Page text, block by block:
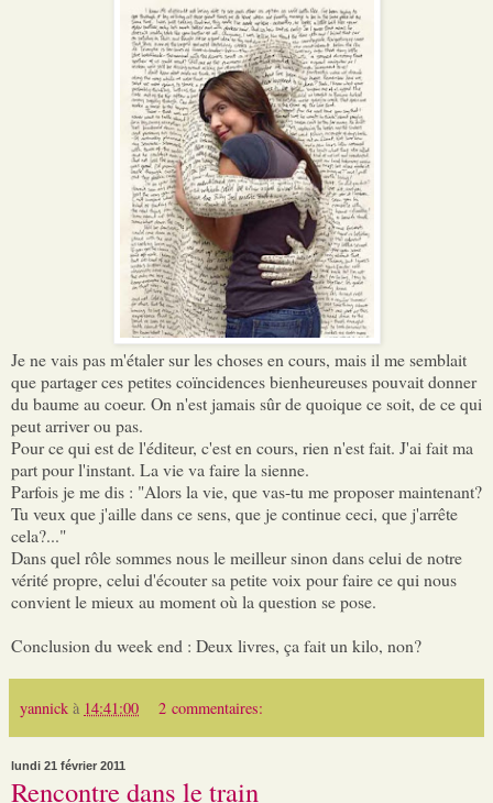
Je ne vais pas m'étaler sur les choses en cours, mais il me semblait
que partager ces petites coïncidences bienheureuses pouvait donner
du baume au coeur. On n'est jamais sûr de quoique ce soit, de ce qui
peut arriver ou pas.
Pour ce qui est de l'éditeur, c'est en cours, rien n'est fait. J'ai fait ma
part pour l'instant. La vie va faire la sienne.
Parfois je me dis : "Alors la vie, que vas-tu me proposer maintenant?
Tu veux que j'aille dans ce sens, que je continue ceci, que j'arrête
cela?..."
Dans quel rôle sommes nous le meilleur sinon dans celui de notre
vérité propre, celui d'écouter sa petite voix pour faire ce qui nous
convient le mieux au moment où la question se pose.
Conclusion du week end : Deux livres, ça fait un kilo, non?
yannick à 14:41:00 2 commentaires:
lundi 21 février 2011
Rencontre dans le train